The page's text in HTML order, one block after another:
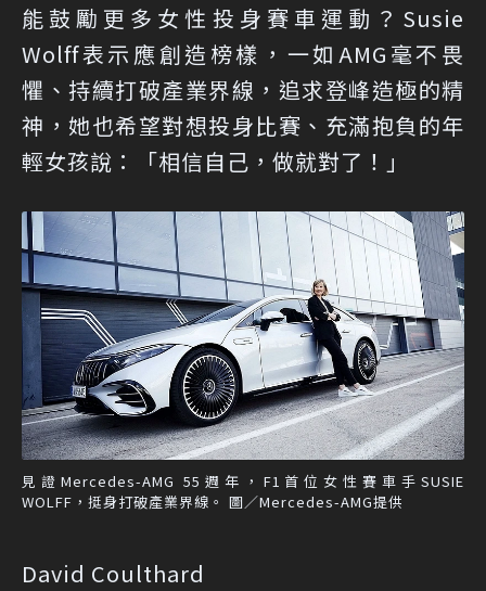
能鼓勵更多女性投身賽車運動？Susie
Wolff表示應創造榜樣，一如AMG毫不畏
懼、持續打破產業界線，追求登峰造極的精
神，她也希望對想投身比賽、充滿抱負的年
輕女孩說：「相信自己，做就對了！」
見證Mercedes-AMG 55週年，F1首位女性賽車手SUSIE
WOLFF，挺身打破產業界線。 圖／Mercedes-AMG提供
David Coulthard